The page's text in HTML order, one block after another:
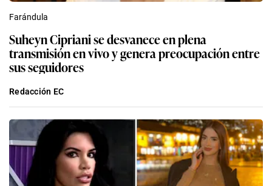
Farándula
Suheyn Cipriani se desvanece en plena
transmisión en vivo y genera preocupación entre
sus seguidores
Redacción EC